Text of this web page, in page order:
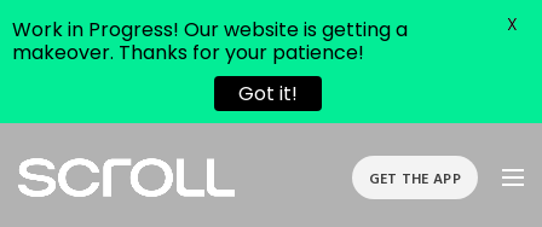
GET THE APP
Work in Progress! Our website is getting a
makeover. Thanks for your patience!
Got it!
X